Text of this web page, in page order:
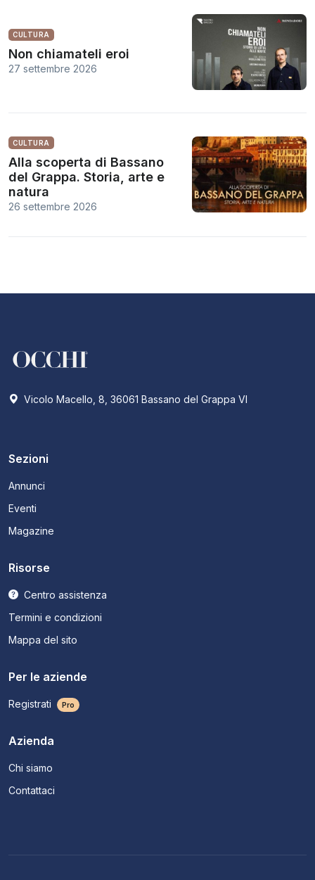
CULTURA
Non chiamateli eroi
27 settembre 2026
CULTURA
Alla scoperta di Bassano
del Grappa. Storia, arte e
natura
26 settembre 2026
Vicolo Macello, 8, 36061 Bassano del Grappa VI
Sezioni
Annunci
Eventi
Magazine
Risorse
Centro assistenza
Termini e condizioni
Mappa del sito
Per le aziende
Registrati Pro
Azienda
Chi siamo
Contattaci